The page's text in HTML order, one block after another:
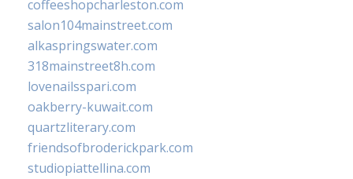
coffeeshopcharleston.com
salon104mainstreet.com
alkaspringswater.com
318mainstreet8h.com
lovenailsspari.com
oakberry-kuwait.com
quartzliterary.com
friendsofbroderickpark.com
studiopiattellina.com